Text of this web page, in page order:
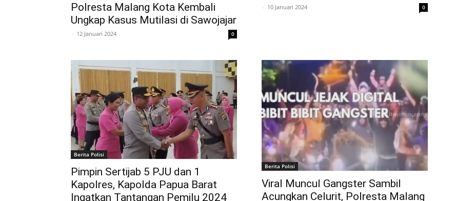
Polresta Malang Kota Kembali
Ungkap Kasus Mutilasi di Sawojajar
- 12 Januari 2024 0
- 10 Januari 2024 0
Berita Polisi
Pimpin Sertijab 5 PJU dan 1
Kapolres, Kapolda Papua Barat
Ingatkan Tantangan Pemilu 2024
Berita Polisi
Viral Muncul Gangster Sambil
Acungkan Celurit, Polresta Malang